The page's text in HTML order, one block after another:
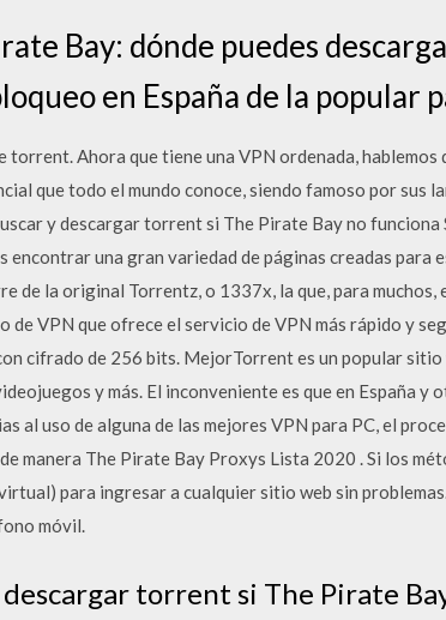
Bay: dónde puedes
en España de la popular
Ahora que tiene una VPN ordenada,
que todo el mundo conoce, siendo famoso por sus
y descargar torrent si The Pirate Bay no funciona
encontrar una gran variedad de páginas creadas para
de la original Torrentz, o 1337x, la que, para
de VPN que ofrece el servicio de VPN más rápido y
cifrado de 256 bits. MejorTorrent es un popular sitio
y más. El inconveniente es que en España y
al uso de alguna de las mejores VPN para PC, el
manera The Pirate Bay Proxys Lista 2020 . Si los
para ingresar a cualquier sitio web sin
móvil.
torrent si The Pirate